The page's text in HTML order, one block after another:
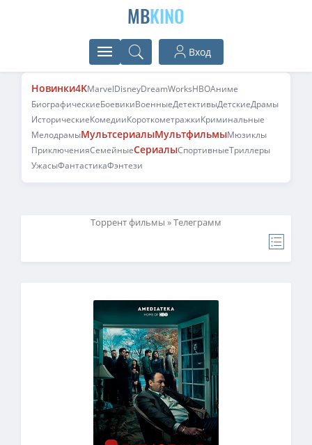
MBKINO
Вход
Новинки4KMarvelDisneyDreamWorksHBOАниме
БиографическиеБоевикиВоенныеДетективыДетскиеДрамы
ИсторическиеКомедииКороткометражкиКриминальные
МелодрамыМультсериалыМультфильмыМюзиклы
ПриключенияСемейныеСериалыСпортивныеТриллеры
УжасыФантастикаФэнтези
Торрент фильмы » Телеграмм